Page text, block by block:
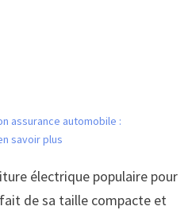
assurance automobile :
savoir plus
électrique populaire pour
de sa taille compacte et